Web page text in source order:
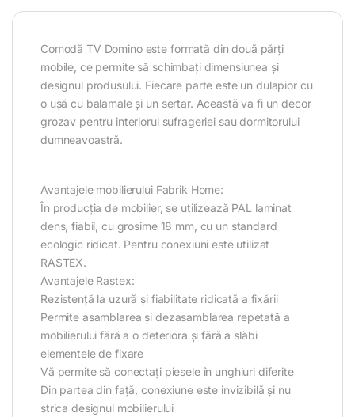
Comodă TV Domino este formată din două părți
mobile, ce permite să schimbați dimensiunea și
designul produsului. Fiecare parte este un dulapior cu
o uşă cu balamale şi un sertar. Această va fi un decor
grozav pentru interiorul sufrageriei sau dormitorului
dumneavoastră.
Avantajele mobilierului Fabrik Home:
În producția de mobilier, se utilizează PAL laminat
dens, fiabil, cu grosime 18 mm, cu un standard
ecologic ridicat. Pentru conexiuni este utilizat
RASTEX.
Avantajele Rastex:
Rezistență la uzură și fiabilitate ridicată a fixării
Permite asamblarea și dezasamblarea repetată a
mobilierului fără a o deteriora și fără a slăbi
elementele de fixare
Vă permite să conectați piesele în unghiuri diferite
Din partea din față, conexiune este invizibilă și nu
strica designul mobilierului